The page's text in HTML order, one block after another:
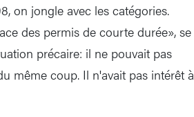
on jongle avec les catégories.
des permis de courte durée», se
précaire: il ne pouvait pas
même coup. Il n'avait pas intérêt à